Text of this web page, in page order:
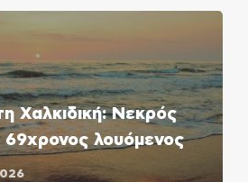
Χαλκιδική: Νεκρός
λουόμενος